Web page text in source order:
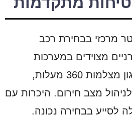
מרכזי בבחירת רכב
מצוידים במערכות
בטיחות מתקדמות, כגון מצלמות 360 מעלות,
לניהול מצב חירום. היכרות עם
לסייע בבחירה נכונה.